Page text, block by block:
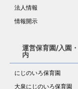
法人情報
情報開示
運営保育園/入園
内
にじのいろ保育園
大泉にじのいろ保育園